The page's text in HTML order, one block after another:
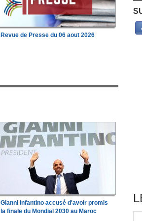
Revue de Presse du 06 aout 2026
Gianni Infantino accusé d'avoir promis
la finale du Mondial 2030 au Maroc